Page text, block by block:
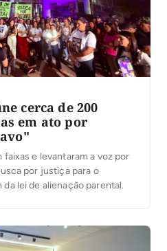
cerca de 200
em ato por
e levantaram a voz por
por justiça para o
lei de alienação parental.